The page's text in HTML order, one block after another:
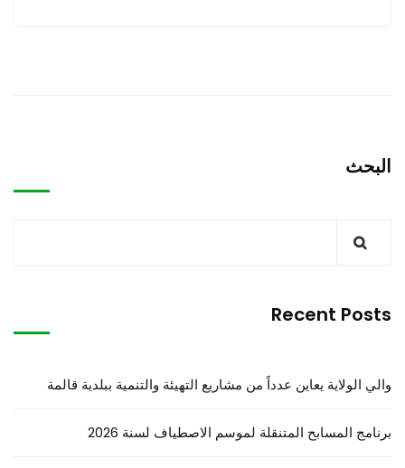
البحث
Recent Posts
والي الولاية يعاين عدداً من مشاريع التهيئة والتنمية ببلدية قالمة
برنامج المسابح المتنقلة لموسم الاصطياف لسنة 2026